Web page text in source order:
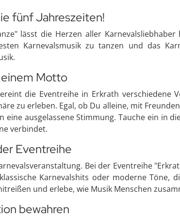
fünf Jahreszeiten!
lässt die Herzen aller
Karnevalsmusik zu tanzen und das
Motto
die Eventreihe in Erkrath verschiedene
zu erleben. Egal, ob Du alleine, mit
ausgelassene Stimmung. Tauche ein in
verbindet.
Eventreihe
Bei der Eventreihe
Karnevalshits oder moderne
und erlebe, wie Musik Menschen
bewahren